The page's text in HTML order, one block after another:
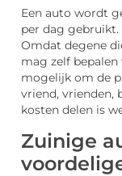
Een auto wordt
per dag gebruikt.
Omdat degene
mag zelf
mogelijk om de
vriend, vrienden,
kosten delen is
Zuinige